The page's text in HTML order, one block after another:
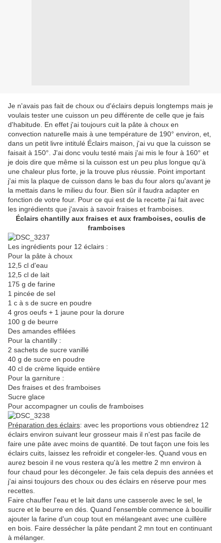
Je n'avais pas fait de choux ou d'éclairs depuis longtemps mais je
voulais tester une cuisson un peu différente de celle que je fais
d'habitude. En effet j'ai toujours cuit la pâte à choux en
convection naturelle mais à une température de 190° environ, et,
dans un petit livre intitulé Éclairs maison, j'ai vu que la cuisson se
faisait à 150°. J'ai donc voulu testé mais j'ai mis le four à 160° et
je dois dire que même si la cuisson est un peu plus longue qu'à
une chaleur plus forte, je la trouve plus réussie. Point important
j'ai mis la plaque de cuisson dans le bas du four alors qu'avant je
la mettais dans le milieu du four. Bien sûr il faudra adapter en
fonction de votre four. Pour ce qui est de la recette j'ai fait avec
les ingrédients que j'avais à savoir fraises et framboises.
Éclairs chantilly aux fraises et aux framboises, coulis de
framboises
Les ingrédients pour 12 éclairs :
Pour la pâte à choux
12,5 cl d'eau
12,5 cl de lait
175 g de farine
1 pincée de sel
1 c à s de sucre en poudre
4 gros oeufs + 1 jaune pour la dorure
100 g de beurre
Des amandes effilées
Pour la chantilly :
2 sachets de sucre vanillé
40 g de sucre en poudre
40 cl de crème liquide entière
Pour la garniture :
Des fraises et des framboises
Sucre glace
Pour accompagner un coulis de framboises
Préparation des éclairs: avec les proportions vous obtiendrez 12
éclairs environ suivant leur grosseur mais il n'est pas facile de
faire une pâte avec moins de quantité. De tout façon une fois les
éclairs cuits, laissez les refroidir et congeler-les. Quand vous en
aurez besoin il ne vous restera qu'à les mettre 2 mn environ à
four chaud pour les décongeler. Je fais cela depuis des années et
j'ai ainsi toujours des choux ou des éclairs en réserve pour mes
recettes.
Faire chauffer l'eau et le lait dans une casserole avec le sel, le
sucre et le beurre en dés. Quand l'ensemble commence à bouillir
ajouter la farine d'un coup tout en mélangeant avec une cuillère
en bois. Faire dessécher la pâte pendant 2 mn tout en continuant
à mélanger.